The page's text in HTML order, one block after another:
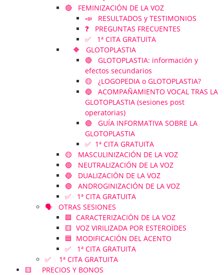
🔴 FEMINIZACIÓN DE LA VOZ
📣 RESULTADOS y TESTIMONIOS
❓ PREGUNTAS FRECUENTES
✅ 1ª CITA GRATUITA
🔶 GLOTOPLASTIA
🔴 GLOTOPLASTIA: información y
efectos secundarios
🟡 ¿LOGOPEDIA o GLOTOPLASTIA?
🔵 ACOMPAÑAMIENTO VOCAL TRAS LA
GLOTOPLASTIA (sesiones post
operatorias)
🟣 GUÍA INFORMATIVA SOBRE LA
GLOTOPLASTIA
✅ 1ª CITA GRATUITA
🟡 MASCULINIZACIÓN DE LA VOZ
🟢 NEUTRALIZACIÓN DE LA VOZ
🔵 DUALIZACIÓN DE LA VOZ
🟣 ANDROGINIZACIÓN DE LA VOZ
✅ 1ª CITA GRATUITA
🗣️ OTRAS SESIONES
🟪 CARACTERIZACIÓN DE LA VOZ
🟨 VOZ VIRILIZADA POR ESTEROÏDES
🟦 MODIFICACIÓN DEL ACENTO
✅ 1ª CITA GRATUITA
✅ 1ª CITA GRATUITA
🟨 PRECIOS Y BONOS